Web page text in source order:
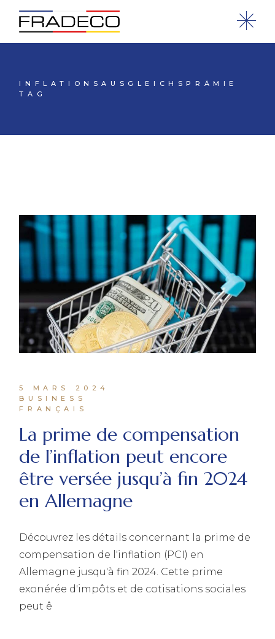
INFLATIONSAUSGLEICHSPRÄMIE
TAG
5 MARS 2024
BUSINESS
FRANÇAIS
La prime de compensation
de l’inflation peut encore
être versée jusqu’à fin 2024
en Allemagne
Découvrez les détails concernant la prime de
compensation de l'inflation (PCI) en
Allemagne jusqu'à fin 2024. Cette prime
exonérée d'impôts et de cotisations sociales
peut ê